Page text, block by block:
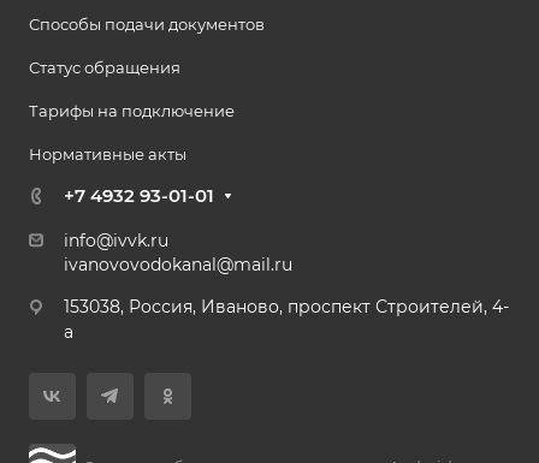
Способы подачи документов
Статус обращения
Тарифы на подключение
Нормативные акты
+7 4932 93-01-01
info@ivvk.ru
ivanovovodokanal@mail.ru
153038, Россия, Иваново, проспект Строителей, 4-
а